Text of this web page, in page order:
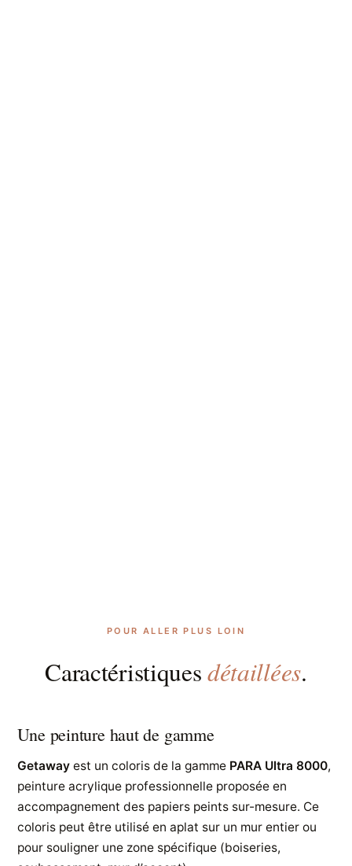
POUR ALLER PLUS LOIN
Caractéristiquesdétaillées.
Une peinture haut de gamme
Getaway est un coloris de la gamme PARA Ultra 8000,
peinture acrylique professionnelle proposée en
accompagnement des papiers peints sur-mesure. Ce
coloris peut être utilisé en aplat sur un mur entier ou
pour souligner une zone spécifique (boiseries,